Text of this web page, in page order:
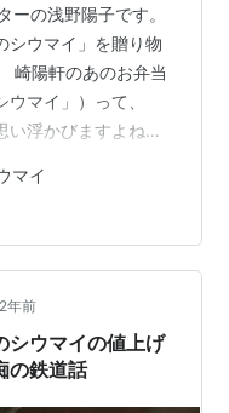
の浅野陽子です。
シウマイ」を贈り物
崎陽軒のあのお弁当
マイ」）って、
い浮かびますよね。
く自分の感想を書い
の「昔ながらのシウ
当に不思議な料理で
甘めの塩味をつけ
プルだけどとても
ら、…
マイ
2年前
シウマイの値上げ
の鉄道話